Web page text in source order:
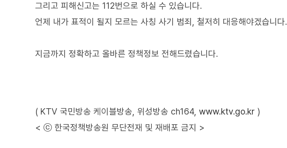
그리고 피해신고는 112번으로 하실 수 있습니다.
언제 내가 표적이 될지 모르는 사칭 사기 범죄, 철저히 대응해야겠습니다.
지금까지 정확하고 올바른 정책정보 전해드렸습니다.
( KTV 국민방송 케이블방송, 위성방송 ch164, www.ktv.go.kr )
< ⓒ 한국정책방송원 무단전재 및 재배포 금지 >